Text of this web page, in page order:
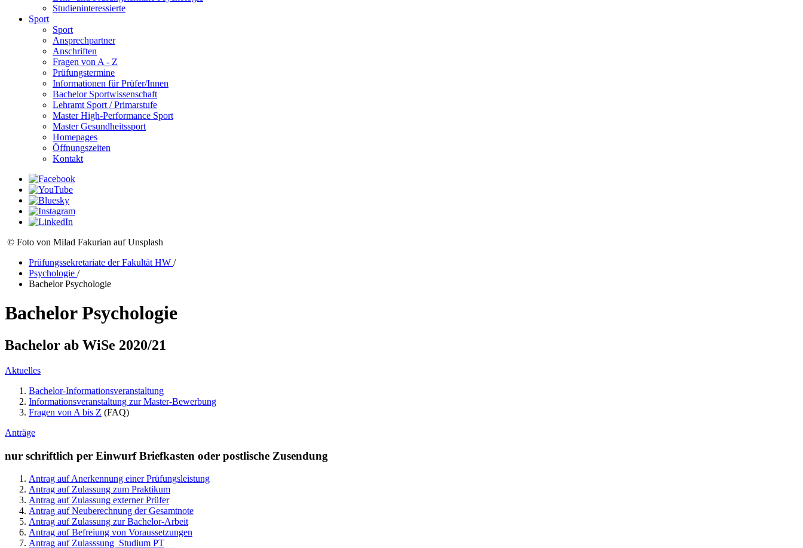
Studieninteressierte
Sport
Sport
Ansprechpartner
Anschriften
Fragen von A - Z
Prüfungstermine
Informationen für Prüfer/Innen
Bachelor Sportwissenschaft
Lehramt Sport / Primarstufe
Master High-Performance Sport
Master Gesundheitssport
Homepages
Öffnungszeiten
Kontakt
© Foto von Milad Fakurian auf Unsplash
Prüfungssekretariate der Fakultät HW /
Psychologie /
Bachelor Psychologie
Bachelor Psychologie
Bachelor ab WiSe 2020/21
Aktuelles
Bachelor-Informationsveranstaltung
Informationsveranstaltung zur Master-Bewerbung
Fragen von A bis Z (FAQ)
Anträge
nur schriftlich per Einwurf Briefkasten oder postlische Zusendung
Antrag auf Anerkennung einer Prüfungsleistung
Antrag auf Zulassung zum Praktikum
Antrag auf Zulassung externer Prüfer
Antrag auf Neuberechnung der Gesamtnote
Antrag auf Zulassung zur Bachelor-Arbeit
Antrag auf Befreiung von Voraussetzungen
Antrag auf Zulasssung Studium PT